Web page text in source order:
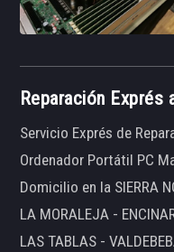
Reparación Exprés
Servicio Exprés de
Ordenador Portátil PC
Domicilio en la SIERRA
LA MORALEJA -
LAS TABLAS -